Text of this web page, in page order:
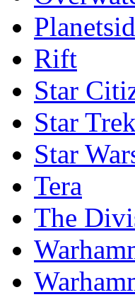
Rift
Star
Star
Star
Tera
The